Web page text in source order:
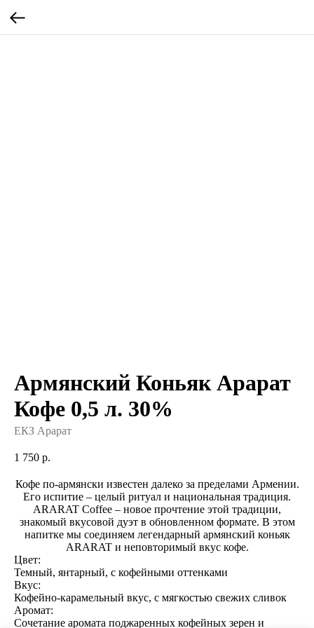
Армянский Коньяк Арарат
Кофе 0,5 л. 30%
ЕКЗ Арарат
1 750 р.
Кофе по-армянски известен далеко за пределами Армении.
Его испитие – целый ритуал и национальная традиция.
ARARAT Coffee – новое прочтение этой традиции,
знакомый вкусовой дуэт в обновленном форма­те. В этом
напитке мы соединяем легендарный армянский коньяк
ARARAT и неповторимый вкус кофе.
Цвет:
Темный, янтарный, с кофейными оттенками
Вкус:
Кофейно-карамельный вкус, c мягкостью свежих сливок
Аромат:
Сочетание аромата поджаренных кофейных зерен и